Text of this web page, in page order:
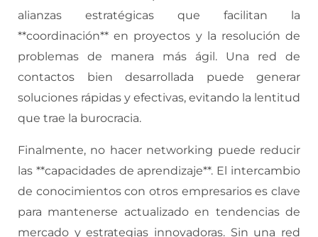
alianzas estratégicas que facilitan la
**coordinación** en proyectos y la resolución de
problemas de manera más ágil. Una red de
contactos bien desarrollada puede generar
soluciones rápidas y efectivas, evitando la lentitud
que trae la burocracia.
Finalmente, no hacer networking puede reducir
las **capacidades de aprendizaje**. El intercambio
de conocimientos con otros empresarios es clave
para mantenerse actualizado en tendencias de
mercado y estrategias innovadoras. Sin una red